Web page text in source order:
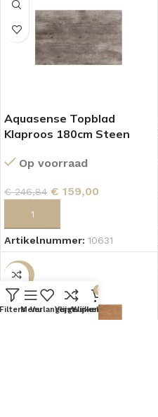
Aquasense Topblad
Klaproos 180cm Steen
Op voorraad
€246,84 € 159,00
Artikelnummer: 10631
-37%
FiltersMenuVerlanglijstVergelijken
0
Winkelwagen